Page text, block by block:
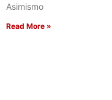
Asimismo
Read More »